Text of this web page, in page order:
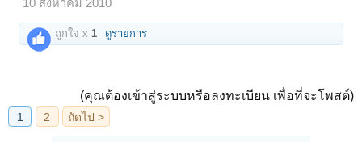
10 สิงหาคม 2010
ถูกใจ x 1 ดูรายการ
(คุณต้องเข้าสู่ระบบหรือลงทะเบียน เพื่อที่จะโพสต์)